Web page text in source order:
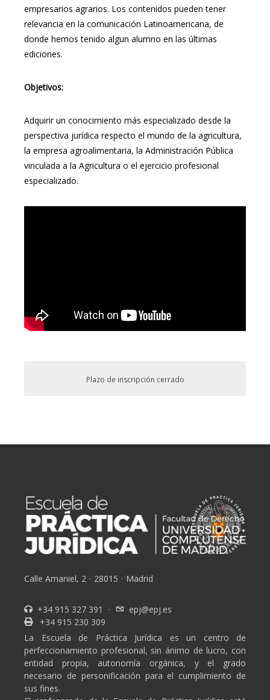
empresarios agrarios. Los contenidos pueden tener
relevancia en la comunicación Latinoamericana, de
donde hemos tenido algun alumno en las últimas
ediciones.
Objetivos:
Adquirir un conocimiento más especializado desde la
perspectiva jurídica respecto el mundo de la agricultura,
la empresa agroalimentaria, la Administración Pública
vinculada a la Agricultura o el ejercicio profesional
especializado.
Plazo de inscripción cerrado
Calle Amaniel, 2 · 28015 · Madrid
+34 915 327 391 ·
epj@epj.es
+34 915 230 309
La Escuela de Práctica Jurídica es un centro de
perfeccionamiento profesional, sin ánimo de lucro, con
entidad propia, autonomía orgánica, y el grado
necesario de personificación para el cumplimiento de
sus fines.